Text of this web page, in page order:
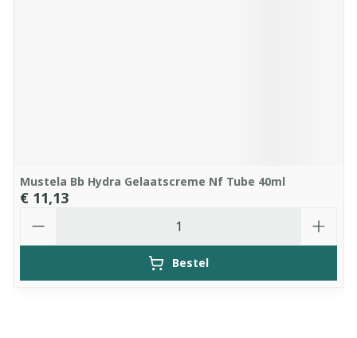
Mustela Bb Hydra Gelaatscreme Nf Tube 40ml
€ 11,13
Bestel